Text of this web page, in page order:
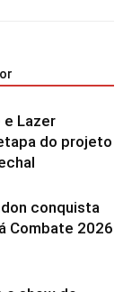
Lazer
do projeto
conquista
Combate 2026